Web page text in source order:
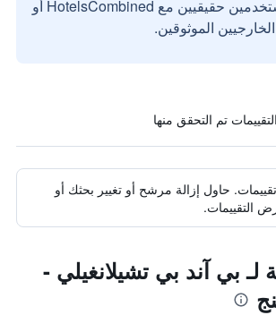
بواسطة مستخدمين حقيقيين مع HotelsCombined أو
الموثوقين.
حاول إزالة مرشح أو تغيير بحثك أو
التقييمات.
لـ بي آند بي تشيلانغيلي -